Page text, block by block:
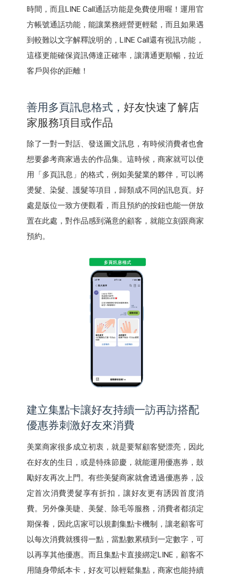
時間，而且LINE Call通話功能是免費使用喔！運用官
方帳號通話功能，能讓業務經營更輕鬆，而且如果遇
到較難以文字解釋說明的，LINE Call還有視訊功能，
這樣更能確保資訊傳達正確率，讓溝通更順暢，拉近
客戶與你的距離！
善用多頁訊息格式， 好友快速了解店
家服務項目或作品
除了一對一對話、發送圖文訊息，有時候消費者也會
想要參考商家過去的作品集。這時候，商家就可以使
用「多頁訊息」的格式，例如美髮業的夥伴，可以將
燙髮、染髮、護髮等項目，歸類成不同的訊息頁。好
處是版位一致方便觀看，而且預約的按鈕也能一併放
置在此處，對作品感到滿意的顧客，就能立刻跟商家
預約。
建立集點卡讓好友持續一訪再訪搭配
優惠券刺激好友來消費
美業商家很多成立初衷，就是要幫顧客變漂亮，因此
在好友的生日，或是特殊節慶，就能運用優惠券，鼓
勵好友再次上門。有些美髮商家就會透過優惠券，設
定首次消費燙髮享有折扣，讓好友更有誘因首度消
費。另外像美睫、美髮、除毛等服務，消費者都須定
期保養，因此店家可以規劃集點卡機制，讓老顧客可
以每次消費就獲得一點，當點數累積到一定數字，可
以再享其他優惠。而且集點卡直接綁定LINE，顧客不
用隨身帶紙本卡，好友可以輕鬆集點，商家也能持續